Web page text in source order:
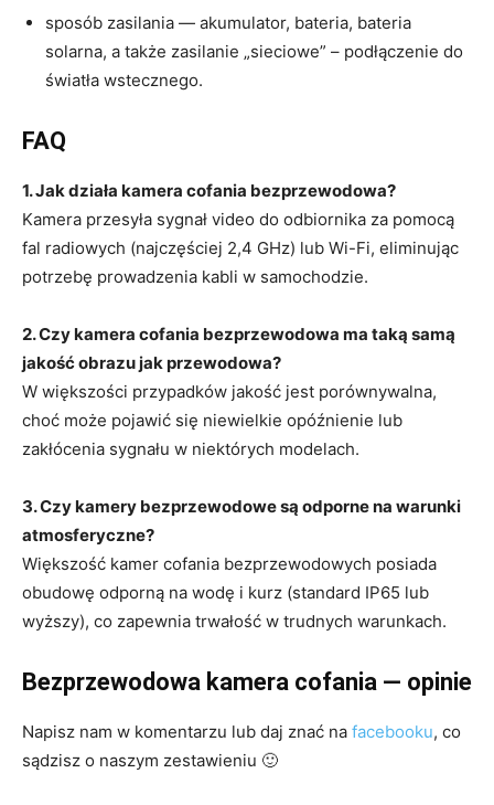
sposób zasilania — akumulator, bateria, bateria
solarna, a także zasilanie „sieciowe” – podłączenie do
światła wstecznego.
FAQ
1. Jak działa kamera cofania bezprzewodowa?
Kamera przesyła sygnał video do odbiornika za pomocą
fal radiowych (najczęściej 2,4 GHz) lub Wi-Fi, eliminując
potrzebę prowadzenia kabli w samochodzie.
2. Czy kamera cofania bezprzewodowa ma taką samą
jakość obrazu jak przewodowa?
W większości przypadków jakość jest porównywalna,
choć może pojawić się niewielkie opóźnienie lub
zakłócenia sygnału w niektórych modelach.
3. Czy kamery bezprzewodowe są odporne na warunki
atmosferyczne?
Większość kamer cofania bezprzewodowych posiada
obudowę odporną na wodę i kurz (standard IP65 lub
wyższy), co zapewnia trwałość w trudnych warunkach.
Bezprzewodowa kamera cofania — opinie
Napisz nam w komentarzu lub daj znać na facebooku, co
sądzisz o naszym zestawieniu 🙂